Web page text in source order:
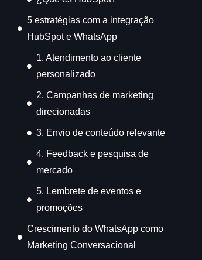
5 estratégias com a integração
HubSpot e WhatsApp
1. Atendimento ao cliente
personalizado
2. Campanhas de marketing
direcionadas
3. Envio de conteúdo relevante
4. Feedback e pesquisa de
mercado
5. Lembrete de eventos e
promoções
Crescimento do WhatsApp como
Marketing Conversacional